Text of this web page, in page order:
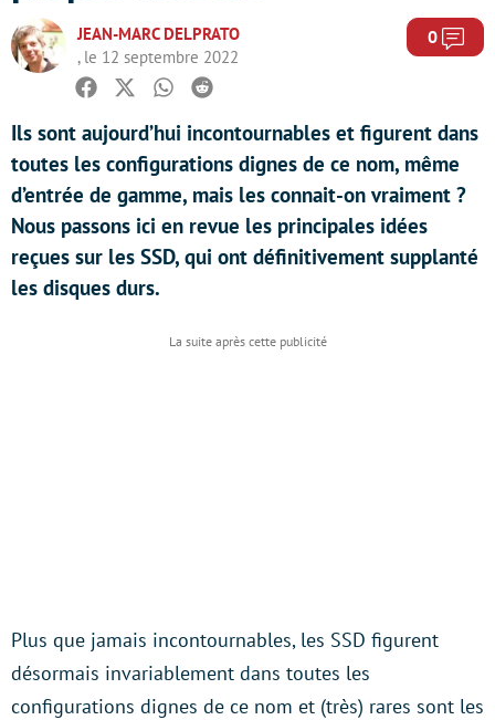
JEAN-MARC DELPRATO
, le 12 septembre 2022
0
Facebook
TwitterWhatsapp
Reddit
Ils sont aujourd’hui incontournables et figurent dans
toutes les configurations dignes de ce nom, même
d’entrée de gamme, mais les connait-on vraiment ?
Nous passons ici en revue les principales idées
reçues sur les SSD, qui ont définitivement supplanté
les disques durs.
Plus que jamais incontournables, les SSD figurent
désormais invariablement dans toutes les
configurations dignes de ce nom et (très) rares sont les